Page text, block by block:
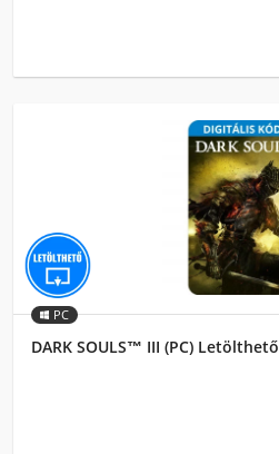
PC
DARK SOULS™ III (PC) Letölthető